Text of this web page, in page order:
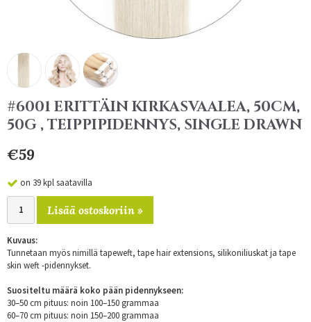
#6001 ERITTÄIN KIRKASVAALEA, 50CM,
50G , TEIPPIPIDENNYS, SINGLE DRAWN
€59
on 39 kpl saatavilla
Lisää ostoskoriin »
Kuvaus:
Tunnetaan myös nimillä tapeweft, tape hair extensions, silikoniliuskat ja tape
skin weft -pidennykset.
Suositeltu määrä koko pään pidennykseen:
30–50 cm pituus: noin 100–150 grammaa
60–70 cm pituus: noin 150–200 grammaa